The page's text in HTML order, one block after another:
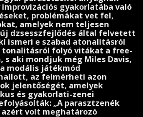
improvizációs gyakorlatába való
problémákat vet fel,
amelyek nem teljesen
dzsesszfejlődés által felvetett
ismeri e szabad atonalitásról
folyó vitákat a free-
s aki mondjuk még Miles Davis,
modális játékmód
az felmérheti azon
jelentőségét, amelyek
és gyakorlati-zenei
„A parasztzenék
volt meghatározó